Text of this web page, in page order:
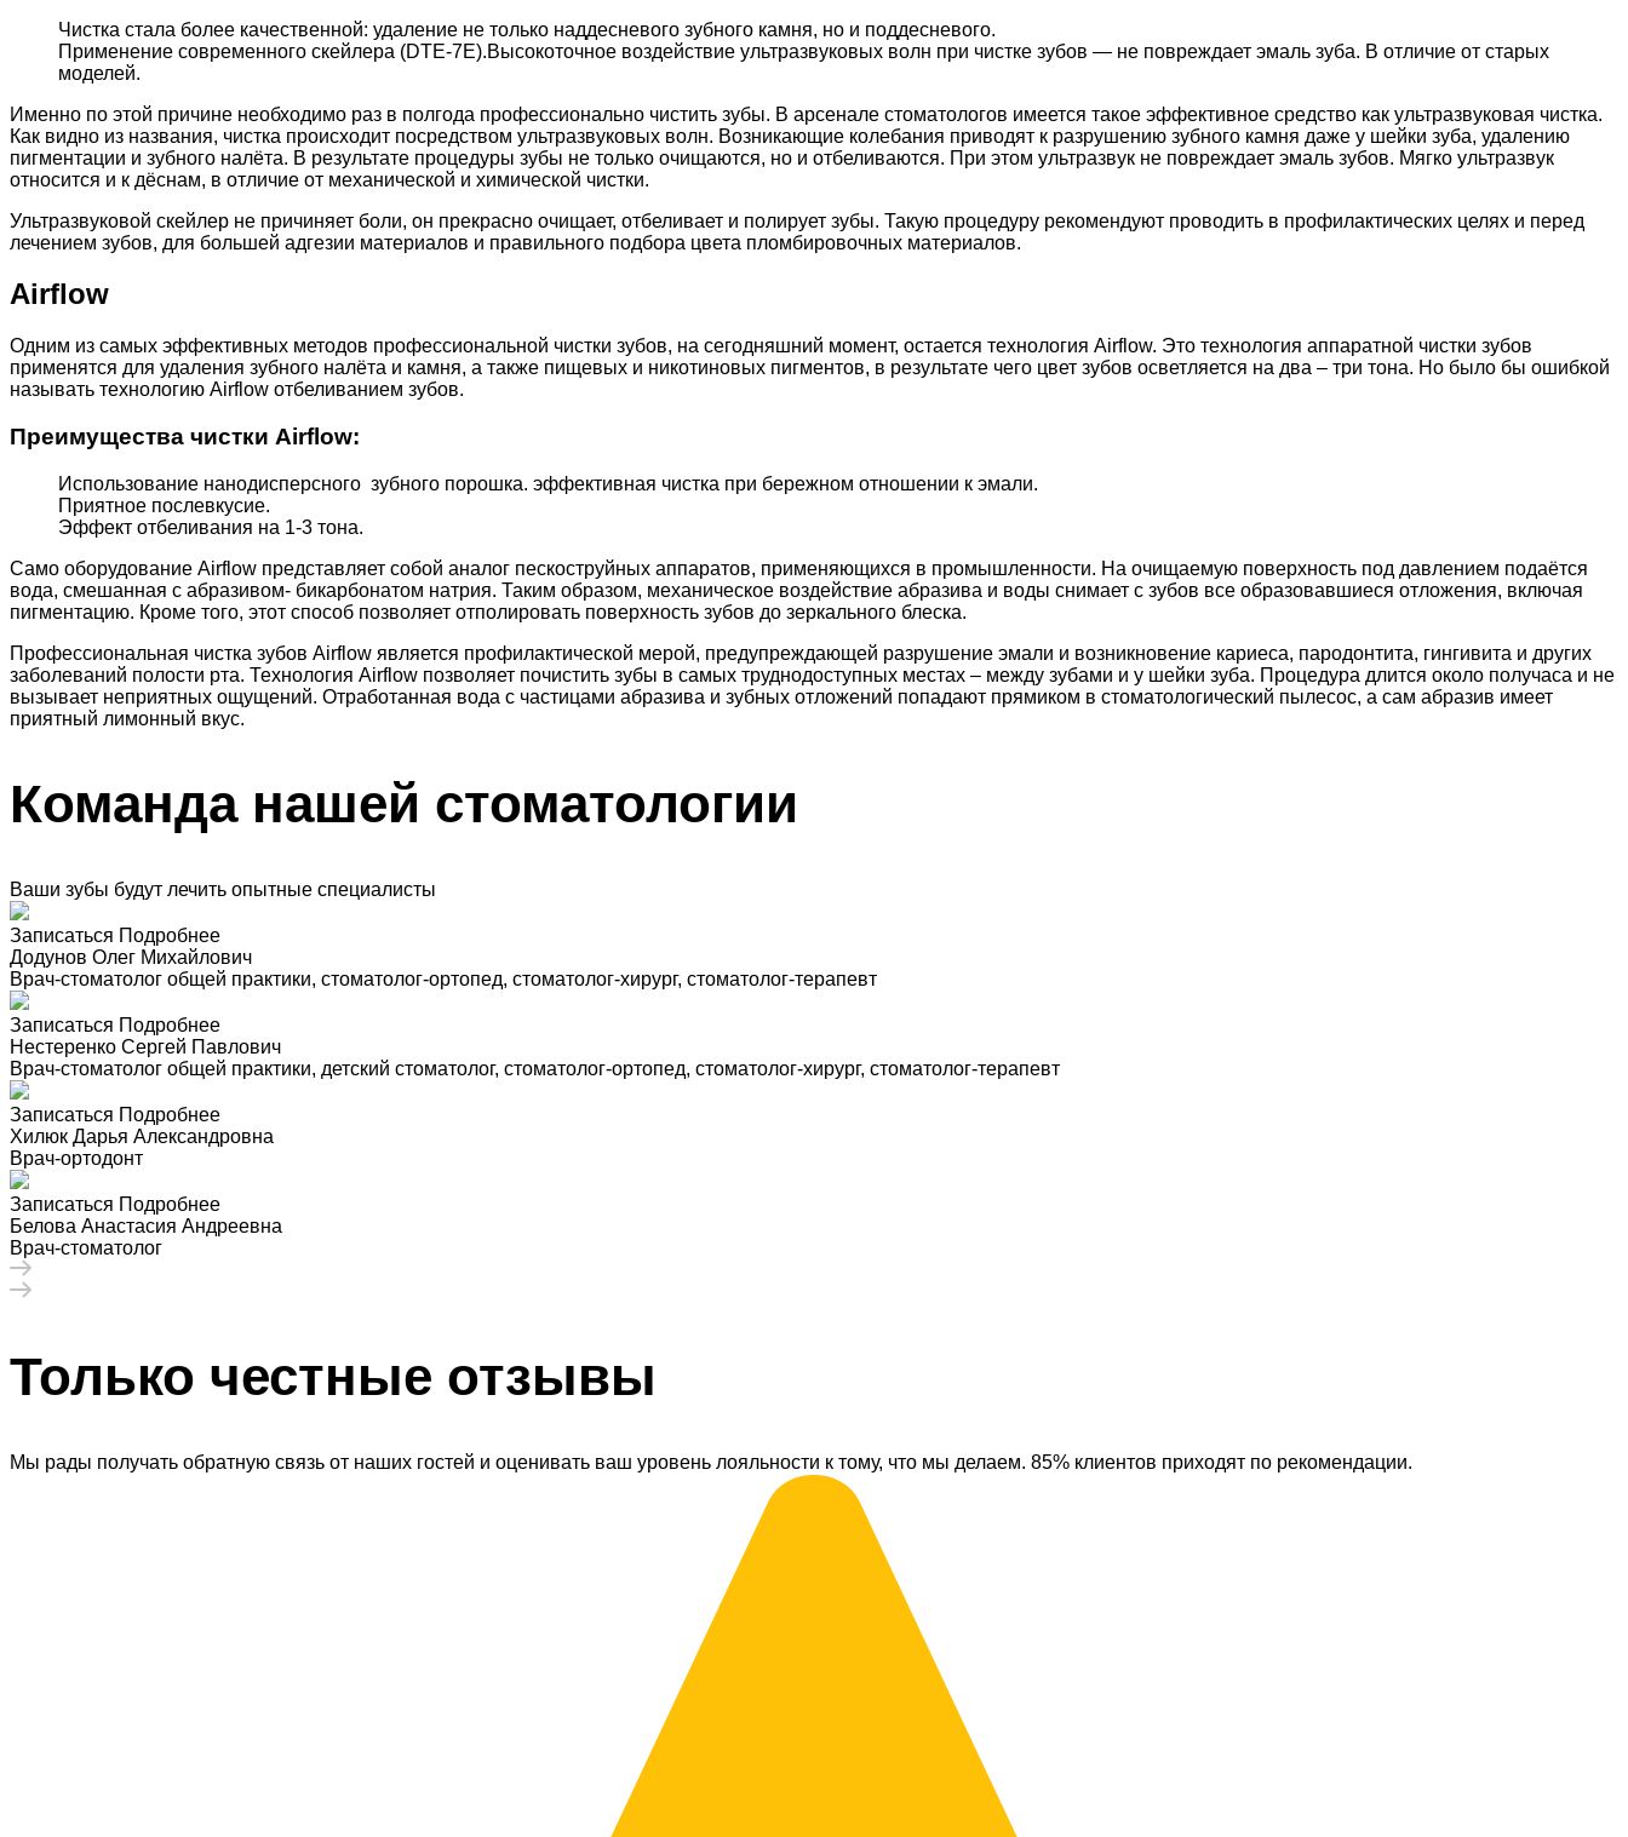
Чистка стала более качественной: удаление не только наддесневого зубного камня, но и поддесневого.
Применение современного скейлера (DTE-7E).Высокоточное воздействие ультразвуковых волн при чистке зубов — не повреждает эмаль зуба. В отличие от старых
моделей.
Именно по этой причине необходимо раз в полгода профессионально чистить зубы. В арсенале стоматологов имеется такое эффективное средство как ультразвуковая чистка.
Как видно из названия, чистка происходит посредством ультразвуковых волн. Возникающие колебания приводят к разрушению зубного камня даже у шейки зуба, удалению
пигментации и зубного налёта. В результате процедуры зубы не только очищаются, но и отбеливаются. При этом ультразвук не повреждает эмаль зубов. Мягко ультразвук
относится и к дёснам, в отличие от механической и химической чистки.
Ультразвуковой скейлер не причиняет боли, он прекрасно очищает, отбеливает и полирует зубы. Такую процедуру рекомендуют проводить в профилактических целях и перед
лечением зубов, для большей адгезии материалов и правильного подбора цвета пломбировочных материалов.
Airflow
Одним из самых эффективных методов профессиональной чистки зубов, на сегодняшний момент, остается технология Airflow. Это технология аппаратной чистки зубов
применятся для удаления зубного налёта и камня, а также пищевых и никотиновых пигментов, в результате чего цвет зубов осветляется на два – три тона. Но было бы ошибкой
называть технологию Airflow отбеливанием зубов.
Преимущества чистки Airflow:
Использование нанодисперсного зубного порошка. эффективная чистка при бережном отношении к эмали.
Приятное послевкусие.
Эффект отбеливания на 1-3 тона.
Само оборудование Airflow представляет собой аналог пескоструйных аппаратов, применяющихся в промышленности. На очищаемую поверхность под давлением подаётся
вода, смешанная с абразивом- бикарбонатом натрия. Таким образом, механическое воздействие абразива и воды снимает с зубов все образовавшиеся отложения, включая
пигментацию. Кроме того, этот способ позволяет отполировать поверхность зубов до зеркального блеска.
Профессиональная чистка зубов Airflow является профилактической мерой, предупреждающей разрушение эмали и возникновение кариеса, пародонтита, гингивита и других
заболеваний полости рта. Технология Airflow позволяет почистить зубы в самых труднодоступных местах – между зубами и у шейки зуба. Процедура длится около получаса и не
вызывает неприятных ощущений. Отработанная вода с частицами абразива и зубных отложений попадают прямиком в стоматологический пылесос, а сам абразив имеет
приятный лимонный вкус.
Команда нашей стоматологии
Ваши зубы будут лечить опытные специалисты
Записаться Подробнее
Додунов Олег Михайлович
Врач-стоматолог общей практики, стоматолог-ортопед, стоматолог-хирург, стоматолог-терапевт
Записаться Подробнее
Нестеренко Сергей Павлович
Врач-стоматолог общей практики, детский стоматолог, стоматолог-ортопед, стоматолог-хирург, стоматолог-терапевт
Записаться Подробнее
Хилюк Дарья Александровна
Врач-ортодонт
Записаться Подробнее
Белова Анастасия Андреевна
Врач-стоматолог
Только честные отзывы
Мы рады получать обратную связь от наших гостей и оценивать ваш уровень лояльности к тому, что мы делаем. 85% клиентов приходят по рекомендации.